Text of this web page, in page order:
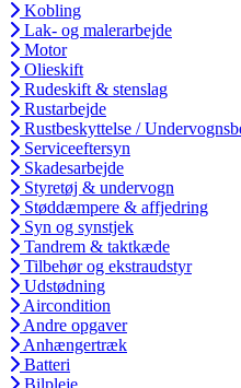
Kobling
Lak- og malerarbejde
Motor
Olieskift
Rudeskift & stenslag
Rustarbejde
Rustbeskyttelse /
Serviceeftersyn
Skadesarbejde
Styretøj & undervogn
Støddæmpere & affjedring
Syn og synstjek
Tandrem & taktkæde
Tilbehør og ekstraudstyr
Udstødning
Aircondition
Andre opgaver
Anhængertræk
Batteri